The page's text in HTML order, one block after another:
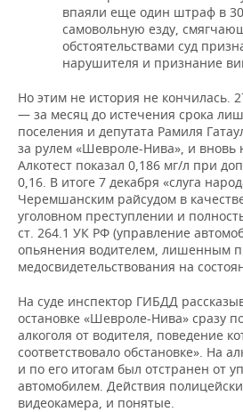
впаяли еще один штраф в
самовольную езду,
обстоятельствами суд
нарушителя и признание
Но этим не история не кончилась.
— за месяц до истечения срока
поселения и депутата Рамиля
за рулем «Шевроле-Нива», и вновь
Алкотест показал 0,186 мг/л при
0,16. В итоге 7 декабря «слуга
Черемшанским райсудом в
уголовном преступлении и
ст. 264.1 УК РФ (управление
опьянения водителем, лишенным
медосвидетельствования на
На суде инспектор ГИБДД
остановке «Шевроле-Нива» сразу
алкоголя от водителя, поведение
соответствовало обстановке». На
и по его итогам был отстранен от
автомобилем. Действия
видеокамера, и понятые.